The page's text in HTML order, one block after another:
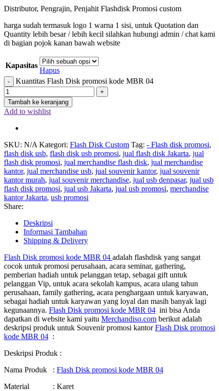
Distributor, Pengrajin, Penjahit Flashdisk Promosi custom
harga sudah termasuk logo 1 warna 1 sisi, untuk Quotation dan
Quantity lebih besar / lebih kecil silahkan hubungi admin / chat kami
di bagian pojok kanan bawah website
Kapasitas
Hapus
Kuantitas Flash Disk promosi kode MBR 04
Tambah ke keranjang
Add to wishlist
SKU: N/A Kategori: Flash Disk Custom Tag: - Flash disk promosi,
flash disk usb, flash disk usb promosi, jual flash disk Jakarta, jual
flash disk promosi, jual merchandise flash disk, jual merchandise
kantor, jual merchandise usb, jual souvenir kantor, jual souvenir
kantor murah, jual souvenir merchandise, jual usb denpasar, jual usb
flash disk promosi, jual usb Jakarta, jual usb promosi, merchandise
kantor Jakarta, usb promosi
Share:
Deskripsi
Informasi Tambahan
Shipping & Delivery
Flash Disk promosi kode MBR 04 adalah flashdisk yang sangat
cocok untuk promosi perusahaan, acara seminar, gathering,
pemberian hadiah untuk pelanggan tetap, sebagai gift untuk
pelanggan Vip, untuk acara sekolah kampus, acara ulang tahun
perusahaan, family gathering, acara penghargaan untuk karyawan,
sebagai hadiah untuk karyawan yang loyal dan masih banyak lagi
kegunaannya. Flash Disk promosi kode MBR 04 ini bisa Anda
dapatkan di website kami yaitu Merchandiso.com berikut adalah
deskripsi produk untuk Souvenir promosi kantorFlash Disk promosi
kode MBR 04 :
Deskripsi Produk :
Nama Produk : Flash Disk promosi kode MBR 04
Material : Karet